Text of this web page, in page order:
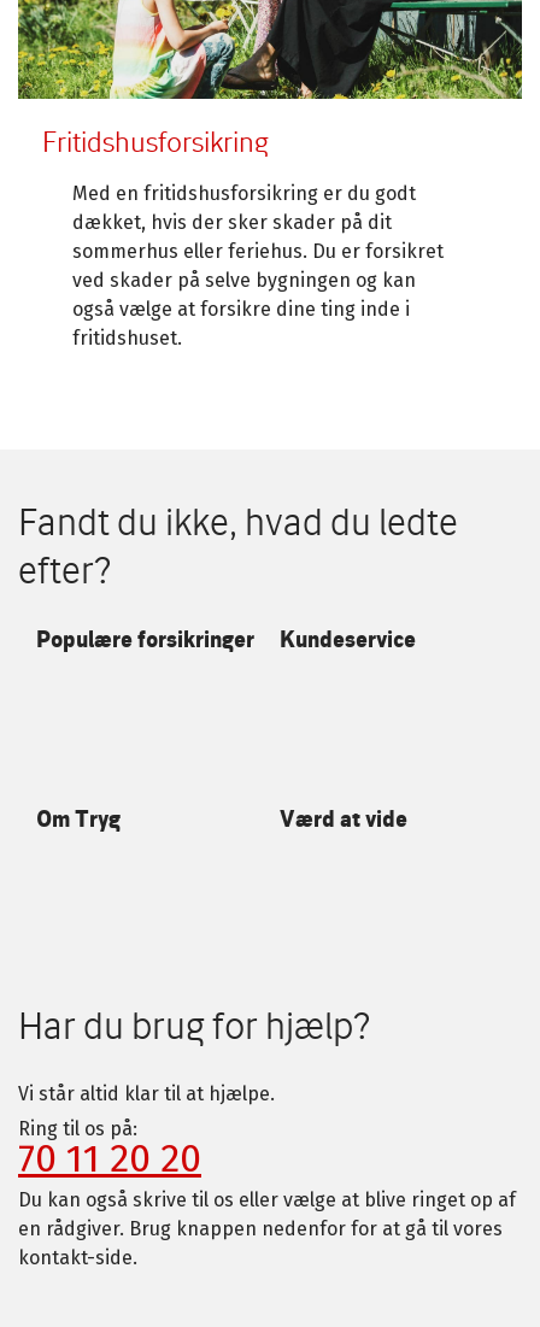
Fritidshusforsikring
Med en fritidshusforsikring er du godt
dækket, hvis der sker skader på dit
sommerhus eller feriehus. Du er forsikret
ved skader på selve bygningen og kan
også vælge at forsikre dine ting inde i
fritidshuset.
Fandt du ikke, hvad du ledte
efter?
Populære forsikringer Kundeservice
Om Tryg Værd at vide
Har du brug for hjælp?
Vi står altid klar til at hjælpe.
Ring til os på:
70 11 20 20
Du kan også skrive til os eller vælge at blive ringet op af
en rådgiver. Brug knappen nedenfor for at gå til vores
kontakt-side.